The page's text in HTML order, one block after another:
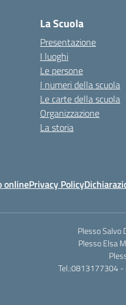
La Scuola
Presentazione
I luoghi
Le persone
I numeri della scuola
Le carte della scuola
Organizzazione
La storia
onlinePrivacy Policy
Plesso Salvo
Plesso Elsa
Tel.:0813177304 -